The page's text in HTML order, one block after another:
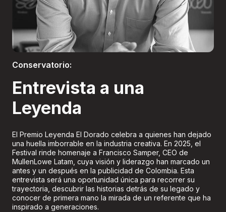
Conservatorio:
Entrevista a una
Leyenda
El Premio Leyenda El Dorado celebra a quienes han dejado
una huella imborrable en la industria creativa. En 2025, el
Festival rinde homenaje a Francisco Samper, CEO de
MullenLowe Latam, cuya visión y liderazgo han marcado un
antes y un después en la publicidad de Colombia. Esta
entrevista será una oportunidad única para recorrer su
trayectoria, descubrir las historias detrás de su legado y
conocer de primera mano la mirada de un referente que ha
inspirado a generaciones.